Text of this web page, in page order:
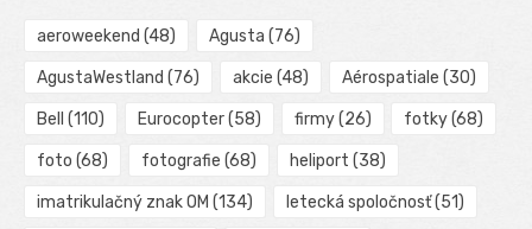
aeroweekend (48) Agusta (76)
AgustaWestland (76) akcie (48) Aérospatiale (30)
Bell (110) Eurocopter(58) firmy(26) fotky(68)
foto (68) fotografie (68) heliport (38)
imatrikulačný znak OM (134) letecká spoločnosť(51)